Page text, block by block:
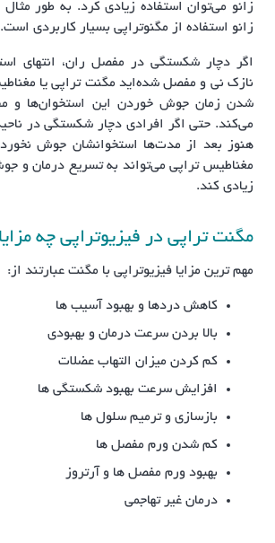
زانو می‌توان استفاده زیادی کرد. به طور
زانو استفاده از مگنوتراپی بسیار کاربردی است.
اگر دچار شکستگی در مفصل ران، انتهای
نازک نی و مفصل شده‌اید مگنت تراپی یا
شدن زمان جوش خوردن این استخوان‌ها و
می‌کند. حتی اگر افرادی دچار شکستگی در
هنوز بعد از مدت‌ها استخوانشان جوش نخورده
مغناطیس تراپی می‌تواند به تسریع درمان و
زیادی کند.
مگنت تراپی در فیزیوتراپی چه
مهم ترین مزایا فیزیوتراپی با مگنت عبارتند از:
کاهش دردها و بهبود آسیب ها
بالا بردن سرعت درمان و بهبودی
کم کردن میزان التهاب عضلات
افزایش سرعت بهبود شکستگی ها
بازسازی و ترمیم سلول ها
کم شدن ورم مفصل ها
بهبود ورم مفصل ها و آرتروز
درمان غیر تهاجمی